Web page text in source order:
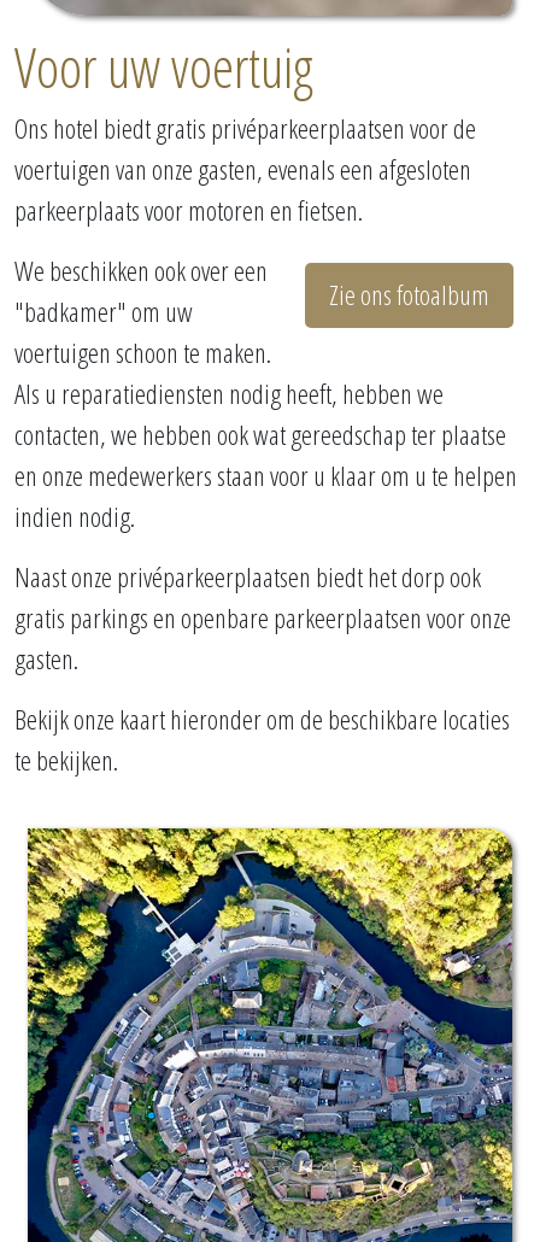
Voor uw voertuig
Ons hotel biedt gratis privéparkeerplaatsen voor de
voertuigen van onze gasten, evenals een afgesloten
parkeerplaats voor motoren en fietsen.
Zie ons fotoalbum
We beschikken ook over een
"badkamer" om uw
voertuigen schoon te maken.
Als u reparatiediensten nodig heeft, hebben we
contacten, we hebben ook wat gereedschap ter plaatse
en onze medewerkers staan voor u klaar om u te helpen
indien nodig.
Naast onze privéparkeerplaatsen biedt het dorp ook
gratis parkings en openbare parkeerplaatsen voor onze
gasten.
Bekijk onze kaart hieronder om de beschikbare locaties
te bekijken.